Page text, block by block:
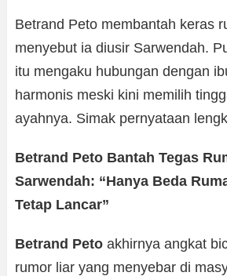
Betrand Peto membantah keras
menyebut ia diusir Sarwendah.
itu mengaku hubungan dengan
harmonis meski kini memilih
ayahnya. Simak pernyataan
Betrand Peto Bantah Tegas
Sarwendah: “Hanya Beda
Tetap Lancar”
Betrand Peto akhirnya angkat
rumor liar yang menyebar di